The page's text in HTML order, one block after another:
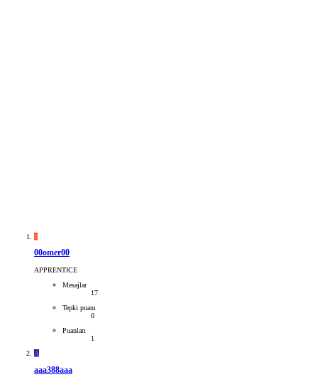
0
00omer00
APPRENTICE
Mesajlar
17
Tepki puanı
0
Puanları
1
A
aaa388aaa